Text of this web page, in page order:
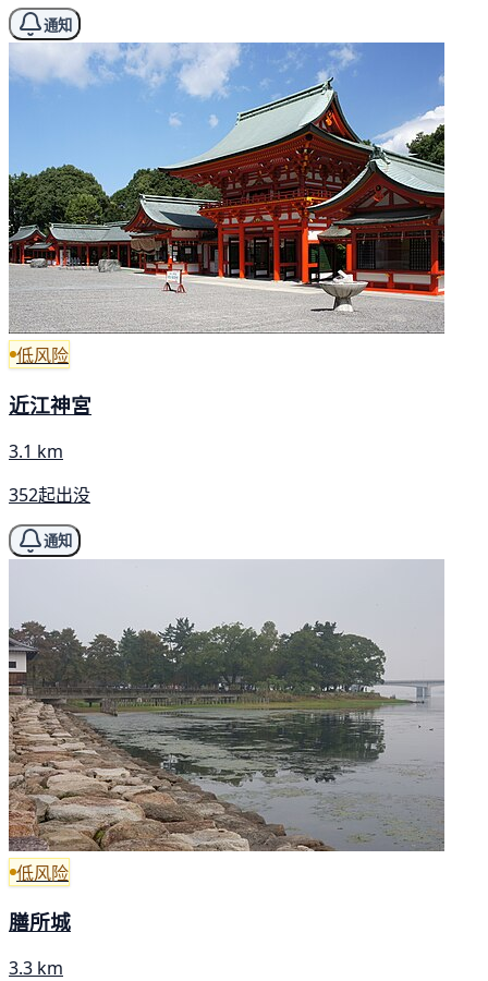
通知
低风险
近江神宮
3.1 km
352起出没
通知
低风险
膳所城
3.3 km